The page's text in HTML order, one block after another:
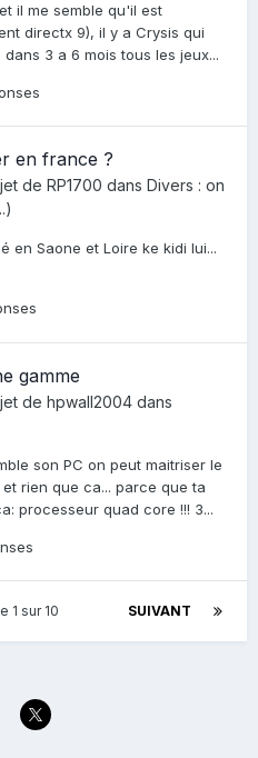
il me semble qu'il est
directx 9), il y a Crysis qui
3 a 6 mois tous les jeux...
en france ?
de RP1700 dans Divers : on
en Saone et Loire ke kidi lui...
gamme
de hpwall2004 dans
son PC on peut maitriser le
rien que ca... parce que ta
processeur quad core !!! 3...
SUIVANT
1 sur 10